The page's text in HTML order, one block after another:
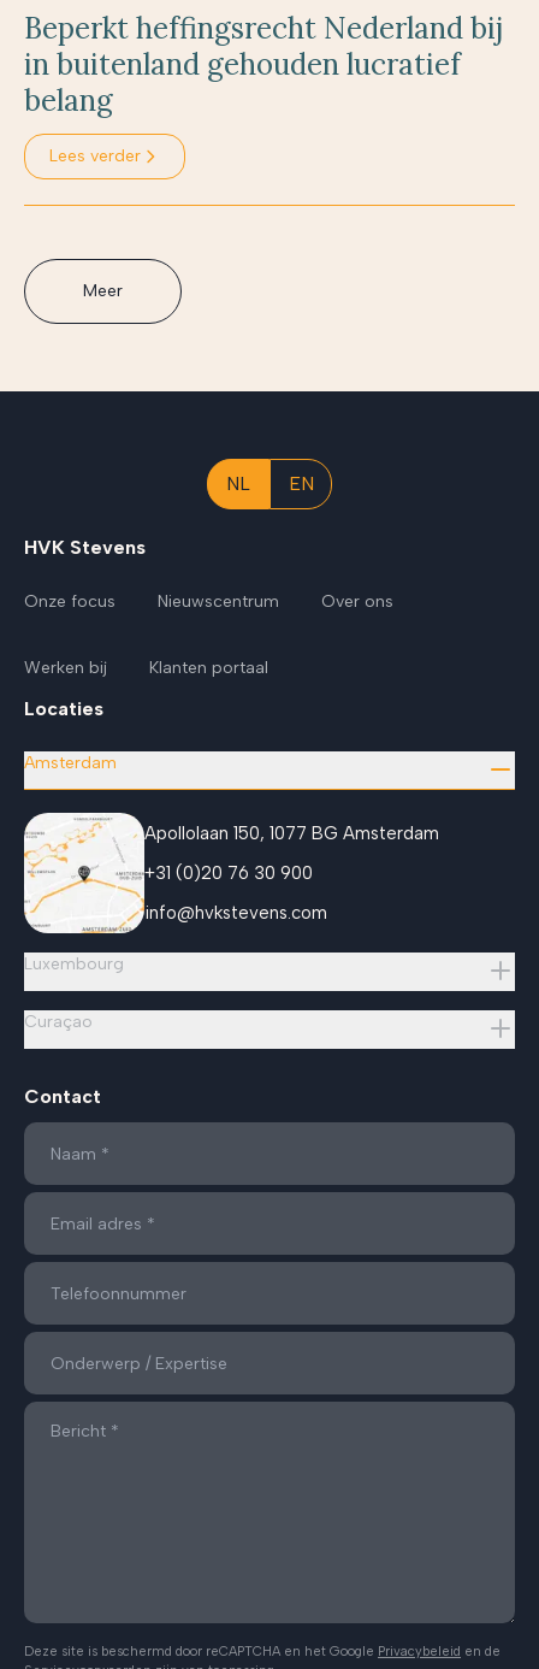
Beperkt heffingsrecht Nederland bij
in buitenland gehouden lucratief
belang
Lees verder
Meer
NL EN
HVK Stevens
Onze focus Nieuwscentrum Over ons
Werken bij Klanten portaal
Locaties
Amsterdam
Apollolaan 150, 1077 BG Amsterdam
+31 (0)20 76 30 900
info@hvkstevens.com
Luxembourg
Curaçao
Contact
Deze site is beschermd door reCAPTCHA en het Google Privacybeleid en de